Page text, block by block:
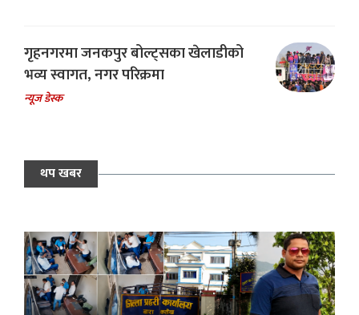
गृहनगरमा जनकपुर बोल्ट्सका खेलाडीको
भव्य स्वागत, नगर परिक्रमा
न्यूज डेस्क
थप खबर